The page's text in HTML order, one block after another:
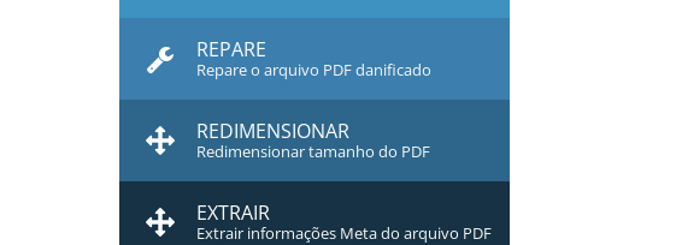
REPARE
Repare o arquivo PDF danificado
REDIMENSIONAR
Redimensionar tamanho do PDF
EXTRAIR
Extrair informações Meta do arquivo PDF